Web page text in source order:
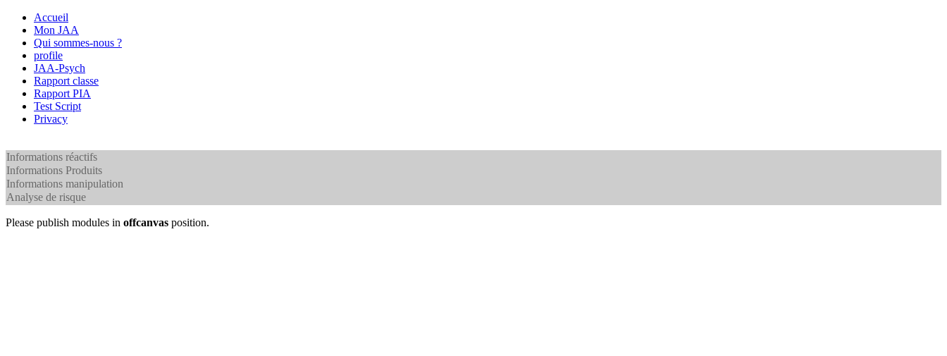
Accueil
Mon JAA
Qui sommes-nous ?
profile
JAA-Psych
Rapport classe
Rapport PIA
Test Script
Privacy
Informations réactifs
Informations Produits
Informations manipulation
Analyse de risque
Please publish modules in offcanvas position.